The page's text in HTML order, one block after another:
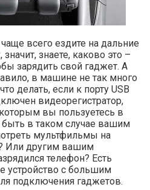
всего ездите на дальние
знаете, каково это –
зарядить свой гаджет. А
в машине не так много
делать, если к порту USB
видеорегистратор,
вы пользуетесь в
быть в таком случае вашим
мультфильмы на
Или другим вашим
телефон? Есть
устройство с большим
подключения гаджетов.